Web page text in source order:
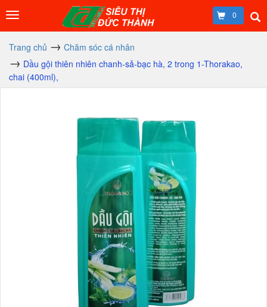
0
Trang chủ
Chăm sóc cá nhân
Dầu gội thiên nhiên chanh-sả-bạc hà, 2 trong 1-Thorakao,
chai (400ml),